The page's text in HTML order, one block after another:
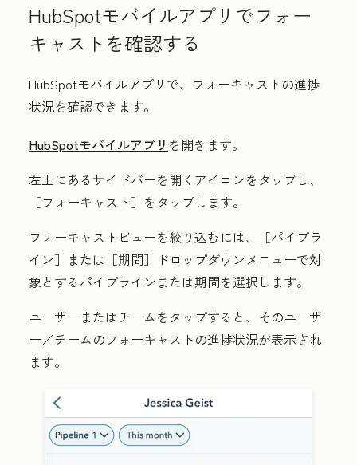
HubSpotモバイルアプリでフォー
キャストを確認する
HubSpotモバイルアプリで、フォーキャストの進捗
状況を確認できます。
HubSpotモバイルアプリ を開きます。
左上にあるサイドバーを開くアイコンをタップし、
［フォーキャスト］ をタップします。
フォーキャストビューを絞り込むには、［パイプラ
イン］ または［期間］
ドロップダウンメニューで対
象とするパイプラインまたは期間を選択します。
ユーザー またはチームをタップすると、そのユーザ
ー／チームのフォーキャストの進捗状況が表示され
ます。